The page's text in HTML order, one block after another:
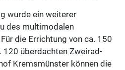
wurde ein weiterer
des multimodalen
die Errichtung von ca. 150
120 überdachten Zweirad-
Kremsmünster können die